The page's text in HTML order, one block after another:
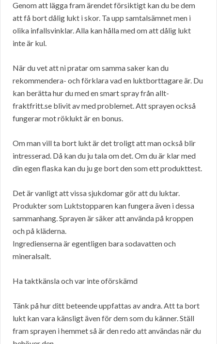
Genom att lägga fram ärendet försiktigt kan du be dem
att få bort dålig lukt i skor. Ta upp samtalsämnet men i
olika infallsvinklar. Alla kan hålla med om att dålig lukt
inte är kul.
När du vet att ni pratar om samma saker kan du
rekommendera- och förklara vad en luktborttagare är. Du
kan berätta hur du med en smart spray från allt-
fraktfritt.se blivit av med problemet. Att sprayen också
fungerar mot röklukt är en bonus.
Om man vill ta bort lukt är det troligt att man också blir
intresserad. Då kan du ju tala om det. Om du är klar med
din egen flaska kan du ju ge bort den som ett produkttest.
Det är vanligt att vissa sjukdomar gör att du luktar.
Produkter som Luktstopparen kan fungera även i dessa
sammanhang. Sprayen är säker att använda på kroppen
och på kläderna.
Ingredienserna är egentligen bara sodavatten och
mineralsalt.
Ha taktkänsla och var inte oförskämd
Tänk på hur ditt beteende uppfattas av andra. Att ta bort
lukt kan vara känsligt även för dem som du känner. Ställ
fram sprayen i hemmet så är den redo att användas när du